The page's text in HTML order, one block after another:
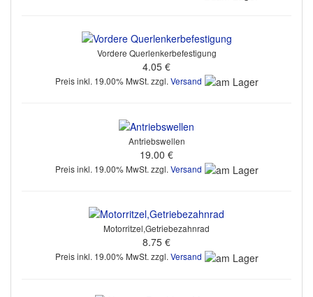
Vordere Querlenkerbefestigung
4.05 €
Preis inkl. 19.00% MwSt. zzgl. Versand
Antriebswellen
19.00 €
Preis inkl. 19.00% MwSt. zzgl. Versand
Motorritzel,Getriebezahnrad
8.75 €
Preis inkl. 19.00% MwSt. zzgl. Versand